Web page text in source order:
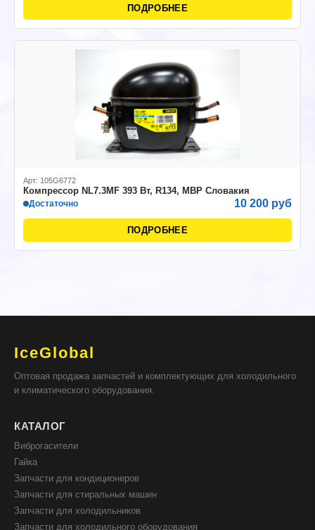
ПОДРОБНЕЕ
Арт: 105G6772
Компрессор NL7.3MF 393 Вт, R134, MBP Словакия
Достаточно 10 200 руб
ПОДРОБНЕЕ
IceGlobal
Оптовая продажа запчастей и комплектующих для холодильного
и климатического оборудования.
КАТАЛОГ
Виброгасители
Гайка
Запчасти для кондиционеров
Запчасти для стиральных машин
Запчасти для холодильников
Запчасти для холодильного оборудования